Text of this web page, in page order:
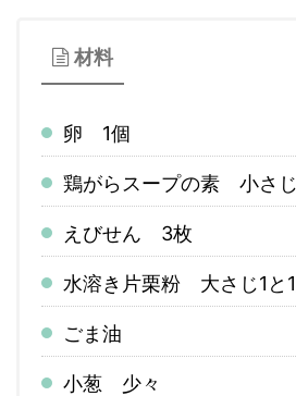
材料
卵 1個
鶏がらスープの素 小さ
えびせん 3枚
水溶き片栗粉 大さじ1と
ごま油
小葱 少々